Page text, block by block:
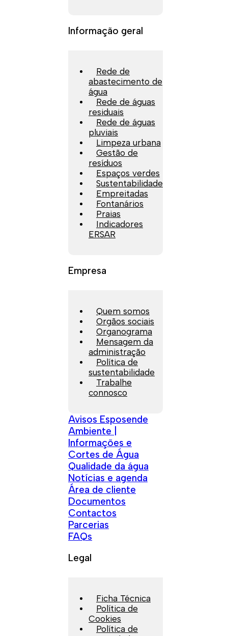
Informação geral
Rede de
abastecimento de
água
Rede de águas
residuais
Rede de águas
pluviais
Limpeza urbana
Gestão de
resíduos
Espaços verdes
Sustentabilidade
Empreitadas
Fontanários
Praias
Indicadores
ERSAR
Empresa
Quem somos
Orgãos sociais
Organograma
Mensagem da
administração
Política de
sustentabilidade
Trabalhe
connosco
Avisos Esposende
Ambiente |
Informações e
Cortes de Água
Qualidade da água
Notícias e agenda
Área de cliente
Documentos
Contactos
Parcerias
FAQs
Legal
Ficha Técnica
Política de
Cookies
Política de